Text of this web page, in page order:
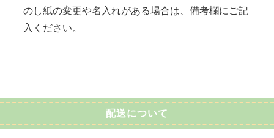
のし紙の変更や名入れがある場合は、備考欄にご記
入ください。
配送について